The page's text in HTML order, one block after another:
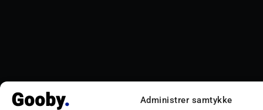
Administrer samtykke